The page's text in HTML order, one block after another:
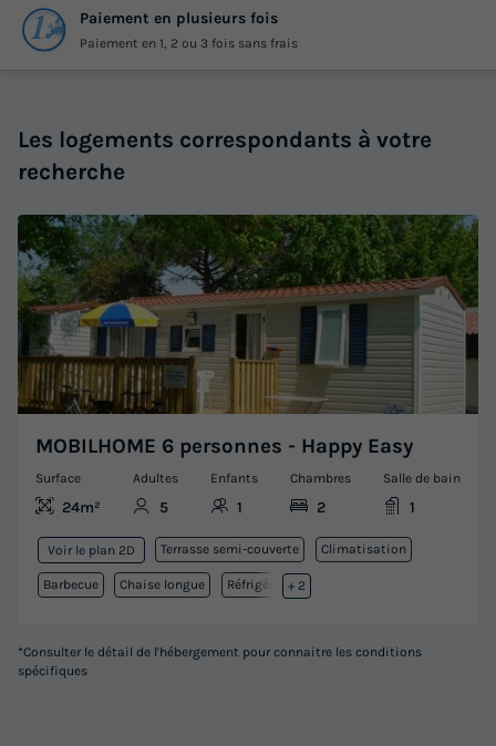
Paiement en plusieurs fois
Paiement en 1, 2 ou 3 fois sans frais
Les logements correspondants à votre
recherche
MOBILHOME 6 personnes - Happy Easy
Surface
24m²
Adultes
5
Enfants
1
Chambres
2
Salle de bain
1
Voir le plan 2D Terrasse semi-couverte Climatisation
Barbecue Chaise longue Réfrigérateur
+ 2
*Consulter le détail de l'hébergement pour connaitre les conditions
spécifiques